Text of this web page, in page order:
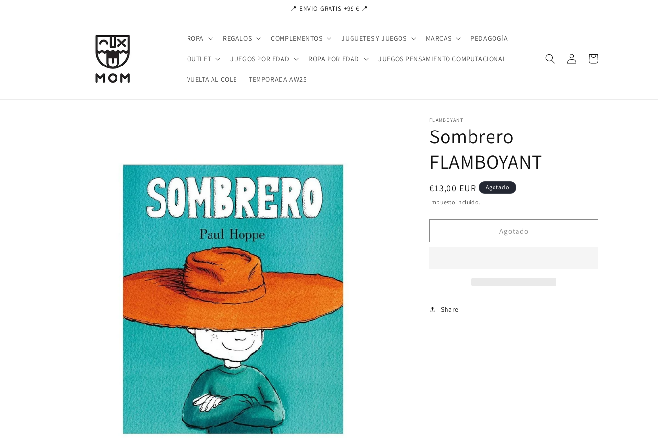
📍 ENVIO GRATIS +99 € 📍
ROPA REGALOS COMPLEMENTOS JUGUETES Y JUEGOS MARCAS PEDAGOGÍA
OUTLET JUEGOS POR EDAD ROPA POR EDAD JUEGOS PENSAMIENTO COMPUTACIONAL
VUELTA AL COLE TEMPORADA AW25
Iniciar
sesión
Carrito
FLAMBOYANT
Sombrero
FLAMBOYANT
Precio
habitual
€13,00 EUR Agotado
Impuesto incluido.
Agotado
Share